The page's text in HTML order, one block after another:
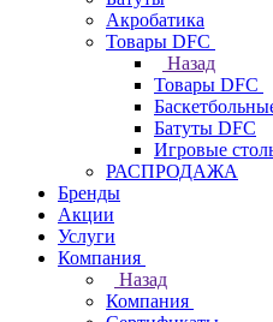
Акробатика
Товары DFC
Назад
Товары DFC
Батуты DFC
Игровые
РАСПРОДАЖА
Бренды
Акции
Услуги
Компания
Назад
Компания